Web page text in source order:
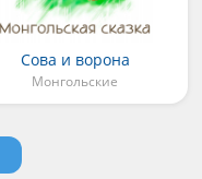
Сова и ворона
Монгольские